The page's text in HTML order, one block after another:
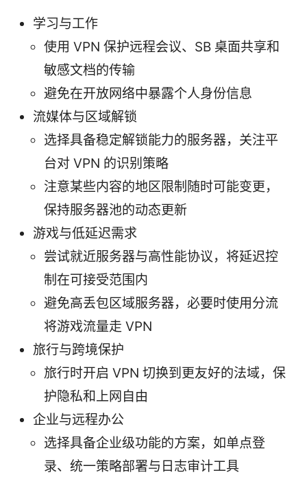
学习与工作
使用 VPN 保护远程会议、SB 桌面共享和
敏感文档的传输
避免在开放网络中暴露个人身份信息
流媒体与区域解锁
选择具备稳定解锁能力的服务器，关注平
台对 VPN 的识别策略
注意某些内容的地区限制随时可能变更，
保持服务器池的动态更新
游戏与低延迟需求
尝试就近服务器与高性能协议，将延迟控
制在可接受范围内
避免高丢包区域服务器，必要时使用分流
将游戏流量走 VPN
旅行与跨境保护
旅行时开启 VPN 切换到更友好的法域，保
护隐私和上网自由
企业与远程办公
选择具备企业级功能的方案，如单点登
录、统一策略部署与日志审计工具